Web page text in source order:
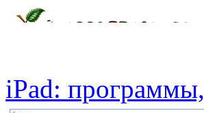
iPad: программы,